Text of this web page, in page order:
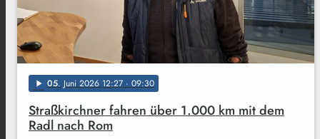
play_arrow 05. Juni 2026 12:27 · 09:30
Straßkirchner fahren über 1.000 km mit dem
Radl nach Rom